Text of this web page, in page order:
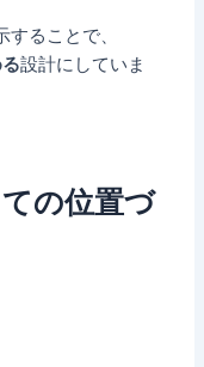
ることで、
設計にしていま
の位置づ